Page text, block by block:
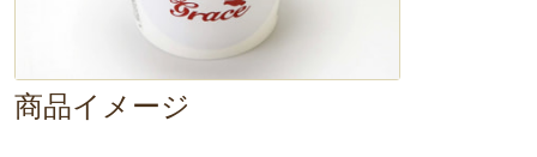
商品イメージ